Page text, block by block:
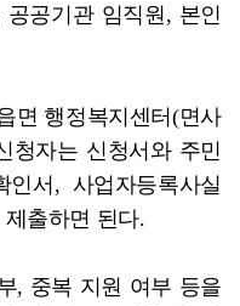
공기관 임직원, 본인
면 행정복지센터(면사
청자는 신청서와 주민
인서, 사업자등록사실
출하면 된다.
, 중복 지원 여부 등을